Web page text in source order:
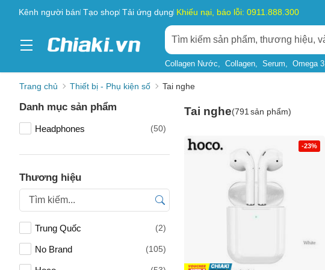
Kênh người bán Tạo shop Tải ứng dụng Khiếu nại, báo lỗi: 0911.888.300
Collagen Nước Collagen Serum Omega 3
Trang chủ Thiết bị - Phụ kiện số Tai nghe
Danh mục sản phẩm
Headphones (50)
Thương hiệu
Trung Quốc (2)
No Brand (105)
Tai nghe(791 sản phẩm)
-23%